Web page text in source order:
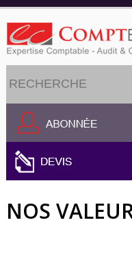
Jump to navigation
Formulaire de recherche
Rechercher
NOS